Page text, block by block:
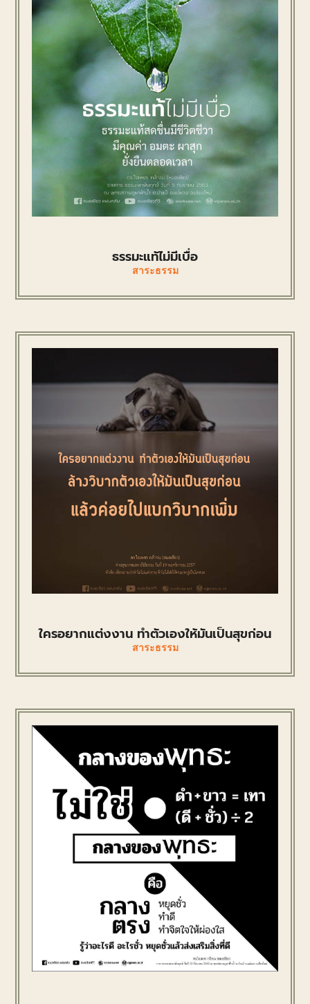
ธรรมะแท้ไม่มีเบื่อ
สาระธรรม
ใครอยากแต่งงาน ทำตัวเองให้มันเป็นสุขก่อน
สาระธรรม